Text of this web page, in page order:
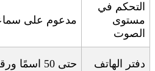
التحكم في
مستوى
الصوت
مدعوم على
دفتر الهاتف حتى 50 اسمًا ورقمًا